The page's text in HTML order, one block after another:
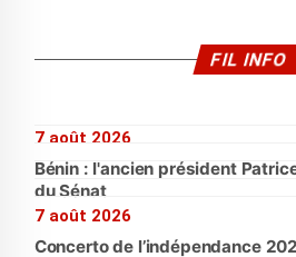
FIL INFO
7 août 2026
Bénin : l'ancien président
du Sénat
7 août 2026
Concerto de l’indépendance